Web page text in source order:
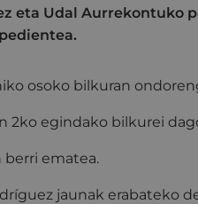
eta Udal Aurrekontuko
osoko bilkuran
2ko egindako bilkurei
berri ematea.
jaunak erabateko